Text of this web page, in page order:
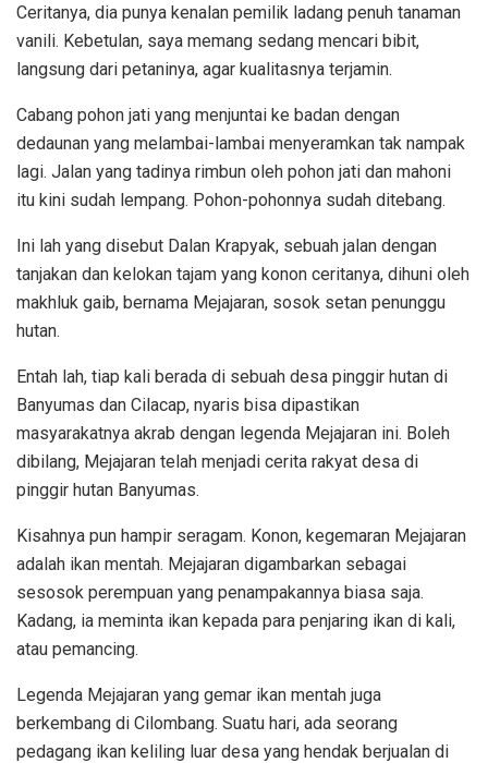
Ceritanya, dia punya kenalan pemilik ladang penuh tanaman
vanili. Kebetulan, saya memang sedang mencari bibit,
langsung dari petaninya, agar kualitasnya terjamin.
Cabang pohon jati yang menjuntai ke badan dengan
dedaunan yang melambai-lambai menyeramkan tak nampak
lagi. Jalan yang tadinya rimbun oleh pohon jati dan mahoni
itu kini sudah lempang. Pohon-pohonnya sudah ditebang.
Ini lah yang disebut Dalan Krapyak, sebuah jalan dengan
tanjakan dan kelokan tajam yang konon ceritanya, dihuni oleh
makhluk gaib, bernama Mejajaran, sosok setan penunggu
hutan.
Entah lah, tiap kali berada di sebuah desa pinggir hutan di
Banyumas dan Cilacap, nyaris bisa dipastikan
masyarakatnya akrab dengan legenda Mejajaran ini. Boleh
dibilang, Mejajaran telah menjadi cerita rakyat desa di
pinggir hutan Banyumas.
Kisahnya pun hampir seragam. Konon, kegemaran Mejajaran
adalah ikan mentah. Mejajaran digambarkan sebagai
sesosok perempuan yang penampakannya biasa saja.
Kadang, ia meminta ikan kepada para penjaring ikan di kali,
atau pemancing.
Legenda Mejajaran yang gemar ikan mentah juga
berkembang di Cilombang. Suatu hari, ada seorang
pedagang ikan keliling luar desa yang hendak berjualan di